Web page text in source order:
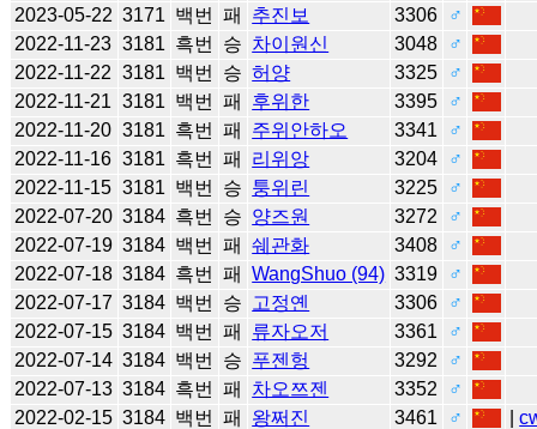
2023-05-22 3171 백번 패 추진보 3306
♂
2022-11-23 3181 흑번 승 차이원신 3048
♂
2022-11-22 3181 백번 승 허양 3325
♂
2022-11-21 3181 백번 패 후위한 3395
♂
2022-11-20 3181 흑번 패 주위안하오 3341
♂
2022-11-16 3181 흑번 패 리위앙 3204
♂
2022-11-15 3181 백번 승 퉁위린 3225
♂
2022-07-20 3184 흑번 승 양즈원 3272
♂
2022-07-19 3184 백번 패 쉐관화 3408
♂
2022-07-18 3184 흑번 패 WangShuo (94) 3319
♂
2022-07-17 3184 백번 승 고정옌 3306
♂
2022-07-15 3184 백번 패 류자오저 3361
♂
2022-07-14 3184 백번 승 푸젠헝 3292
♂
2022-07-13 3184 흑번 패 차오쯔젠 3352
♂
2022-02-15 3184 백번 패 왕쩌진 3461 ♂ |